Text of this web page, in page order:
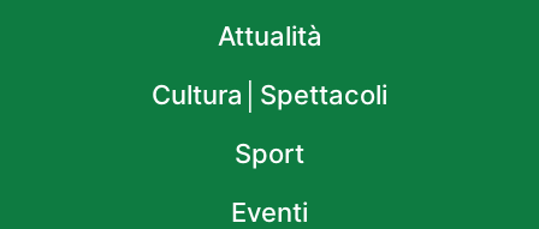
Attualità
Cultura│Spettacoli
Sport
Eventi